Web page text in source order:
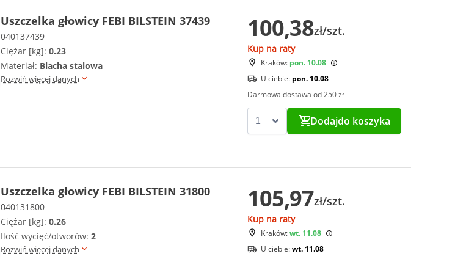
Uszczelka głowicy FEBI BILSTEIN 37439
040137439
Ciężar [kg]: 0.23
Materiał: Blacha stalowa
Rozwiń więcej danych
100,38zł/szt.
Kup na raty
Kraków: pon. 10.08
U ciebie: pon. 10.08
Darmowa dostawa od 250 zł
Dodajdo koszyka
Uszczelka głowicy FEBI BILSTEIN 31800
040131800
Ciężar [kg]: 0.26
Ilość wycięć/otworów: 2
Rozwiń więcej danych
105,97zł/szt.
Kup na raty
Kraków:wt. 11.08
U ciebie:wt. 11.08